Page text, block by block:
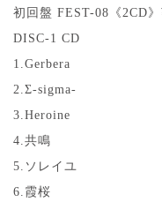
初回盤 FEST-08《2CD
DISC-1 CD
1.Gerbera
2.Σ-sigma-
3.Heroine
4.共鳴
5.ソレイユ
6.霞桜